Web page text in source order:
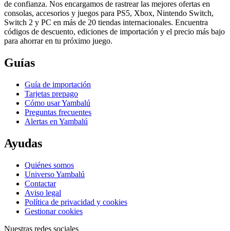
de confianza. Nos encargamos de rastrear las mejores ofertas en
consolas, accesorios y juegos para PS5, Xbox, Nintendo Switch,
Switch 2 y PC en más de 20 tiendas internacionales. Encuentra
códigos de descuento, ediciones de importación y el precio más bajo
para ahorrar en tu próximo juego.
Guías
Guía de importación
Tarjetas prepago
Cómo usar Yambalú
Preguntas frecuentes
Alertas en Yambalú
Ayudas
Quiénes somos
Universo Yambalú
Contactar
Aviso legal
Política de privacidad y cookies
Gestionar cookies
Nuestras redes sociales